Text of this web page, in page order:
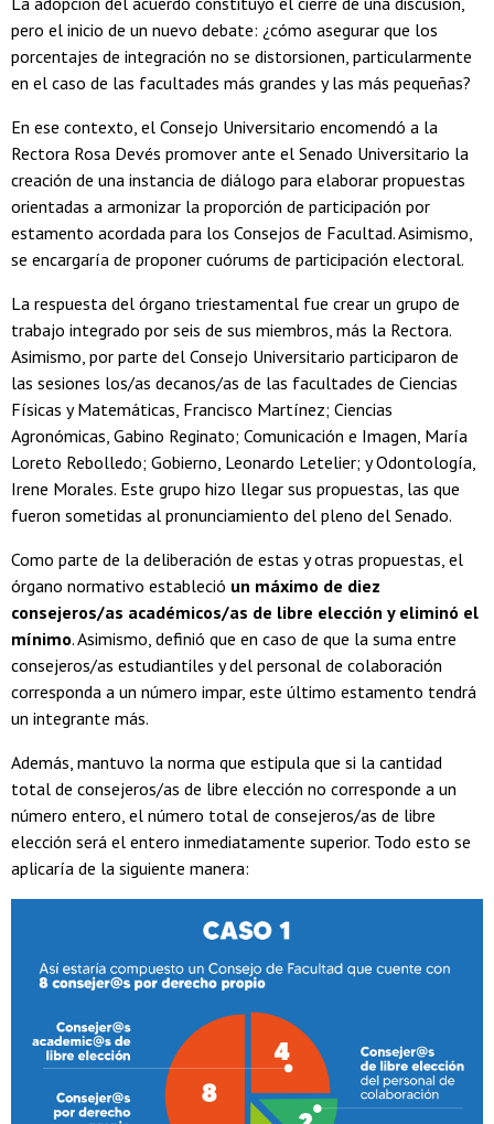
pero el inicio de un nuevo debate: ¿cómo asegurar que los
porcentajes de integración no se distorsionen, particularmente
en el caso de las facultades más grandes y las más pequeñas?
En ese contexto, el Consejo Universitario encomendó a la
Rectora Rosa Devés promover ante el Senado Universitario la
creación de una instancia de diálogo para elaborar propuestas
orientadas a armonizar la proporción de participación por
estamento acordada para los Consejos de Facultad. Asimismo,
se encargaría de proponer cuórums de participación electoral.
La respuesta del órgano triestamental fue crear un grupo de
trabajo integrado por seis de sus miembros, más la Rectora.
Asimismo, por parte del Consejo Universitario participaron de
las sesiones los/as decanos/as de las facultades de Ciencias
Físicas y Matemáticas, Francisco Martínez; Ciencias
Agronómicas, Gabino Reginato; Comunicación e Imagen, María
Loreto Rebolledo; Gobierno, Leonardo Letelier; y Odontología,
Irene Morales. Este grupo hizo llegar sus propuestas, las que
fueron sometidas al pronunciamiento del pleno del Senado.
Como parte de la deliberación de estas y otras propuestas, el
órgano normativo estableció un máximo de diez
consejeros/as académicos/as de libre elección y eliminó el
mínimo. Asimismo, definió que en caso de que la suma entre
consejeros/as estudiantiles y del personal de colaboración
corresponda a un número impar, este último estamento tendrá
un integrante más.
Además, mantuvo la norma que estipula que si la cantidad
total de consejeros/as de libre elección no corresponde a un
número entero, el número total de consejeros/as de libre
elección será el entero inmediatamente superior. Todo esto se
aplicaría de la siguiente manera: